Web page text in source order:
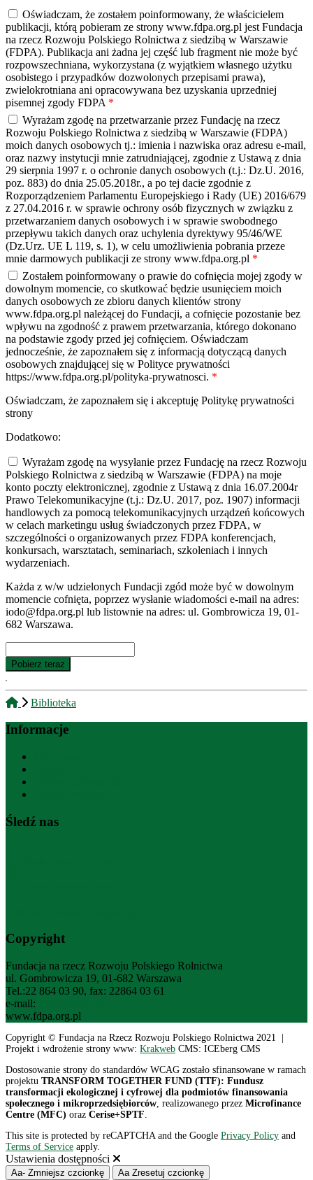
Oświadczam, że zostałem poinformowany, że właścicielem
publikacji, którą pobieram ze strony www.fdpa.org.pl jest Fundacja
na rzecz Rozwoju Polskiego Rolnictwa z siedzibą w Warszawie
(FDPA). Publikacja ani żadna jej część lub fragment nie może być
rozpowszechniana, wykorzystana (z wyjątkiem własnego użytku
osobistego i przypadków dozwolonych przepisami prawa),
zwielokrotniana ani opracowywana bez uzyskania uprzedniej
pisemnej zgody FDPA *
Wyrażam zgodę na przetwarzanie przez Fundację na rzecz
Rozwoju Polskiego Rolnictwa z siedzibą w Warszawie (FDPA)
moich danych osobowych tj.: imienia i nazwiska oraz adresu e-mail,
oraz nazwy instytucji mnie zatrudniającej, zgodnie z Ustawą z dnia
29 sierpnia 1997 r. o ochronie danych osobowych (t.j.: Dz.U. 2016,
poz. 883) do dnia 25.05.2018r., a po tej dacie zgodnie z
Rozporządzeniem Parlamentu Europejskiego i Rady (UE) 2016/679
z 27.04.2016 r. w sprawie ochrony osób fizycznych w związku z
przetwarzaniem danych osobowych i w sprawie swobodnego
przepływu takich danych oraz uchylenia dyrektywy 95/46/WE
(Dz.Urz. UE L 119, s. 1), w celu umożliwienia pobrania przeze
mnie darmowych publikacji ze strony www.fdpa.org.pl *
Zostałem poinformowany o prawie do cofnięcia mojej zgody w
dowolnym momencie, co skutkować będzie usunięciem moich
danych osobowych ze zbioru danych klientów strony
www.fdpa.org.pl należącej do Fundacji, a cofnięcie pozostanie bez
wpływu na zgodność z prawem przetwarzania, którego dokonano
na podstawie zgody przed jej cofnięciem. Oświadczam
jednocześnie, że zapoznałem się z informacją dotyczącą danych
osobowych znajdującej się w Polityce prywatności
https://www.fdpa.org.pl/polityka-prywatnosci. *
Oświadczam, że zapoznałem się i akceptuję Politykę prywatności
strony
Dodatkowo:
Wyrażam zgodę na wysyłanie przez Fundację na rzecz Rozwoju
Polskiego Rolnictwa z siedzibą w Warszawie (FDPA) na moje
konto poczty elektronicznej, zgodnie z Ustawą z dnia 16.07.2004r
Prawo Telekomunikacyjne (t.j.: Dz.U. 2017, poz. 1907) informacji
handlowych za pomocą telekomunikacyjnych urządzeń końcowych
w celach marketingu usług świadczonych przez FDPA, w
szczególności o organizowanych przez FDPA konferencjach,
konkursach, warsztatach, seminariach, szkoleniach i innych
wydarzeniach.
Każda z w/w udzielonych Fundacji zgód może być w dowolnym
momencie cofnięta, poprzez wysłanie wiadomości e-mail na adres:
iodo@fdpa.org.pl lub listownie na adres: ul. Gombrowicza 19, 01-
682 Warszawa.
Biblioteka
Informacje
Śledź nas
Copyright
Fundacja na rzecz Rozwoju Polskiego Rolnictwa
ul. Gombrowicza 19, 01-682 Warszawa
Tel.:22 864 03 90, fax: 22864 03 61
e-mail:
www.fdpa.org.pl
Copyright © Fundacja na Rzecz Rozwoju Polskiego Rolnictwa 2021 |
Projekt i wdrożenie strony www: Krakweb CMS: ICEberg CMS
Dostosowanie strony do standardów WCAG zostało sfinansowane w ramach
projektu TRANSFORM TOGETHER FUND (TTF): Fundusz
transformacji ekologicznej i cyfrowej dla podmiotów finansowania
społecznego i mikroprzedsiębiorców, realizowanego przez Microfinance
Centre (MFC) oraz Cerise+SPTF.
This site is protected by reCAPTCHA and the Google Privacy Policy and
Terms of Service apply.
Ustawienia dostępności
Aa- Zmniejsz czcionkę Aa Zresetuj czcionkę